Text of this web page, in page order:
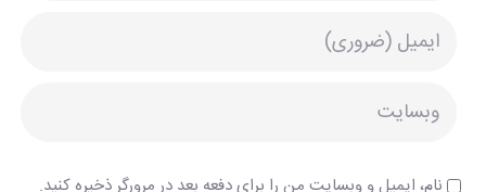
نام، ایمیل و وبسایت من را برای دفعه بعد در مرورگر ذخیره کنید.